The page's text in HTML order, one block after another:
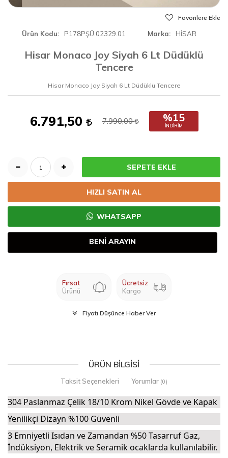
Favorilere Ekle
Ürün Kodu P178PŞÜ.02329.01 Marka HİSAR
Hisar Monaco Joy Siyah 6 Lt Düdüklü
Tencere
Hisar Monaco Joy Siyah 6 Lt Düdüklü Tencere
6.791,50 7.990,00 %15
İNDIRIM
SEPETE EKLE
HIZLI SATIN AL
WHATSAPP
BENİ ARAYIN
Fırsat
Ürünü
Ücretsiz
Kargo
Fiyatı Düşünce Haber Ver
ÜRÜN BILGISI
Taksit Seçenekleri Yorumlar (0)
304 Paslanmaz Çelik 18/10 Krom Nikel Gövde ve Kapak
Yenilikçi Dizayn %100 Güvenli
3 Emniyetli Isıdan ve Zamandan %50 Tasarruf Gaz,
İndüksiyon, Elektrik ve Seramik ocaklarda kullanılabilir.